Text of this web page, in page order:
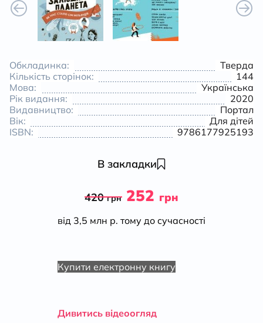
Обкладинка:
Тверда
Кількість сторінок:
144
Мова:
Українська
Рік видання:
2020
Видавництво:
Портал
Вік:
Для дітей
ISBN:
9786177925193
В закладки
420грн 252 грн
від 3,5 млн р. тому до сучасності
Купити електронну книгу
Дивитись відеоогляд